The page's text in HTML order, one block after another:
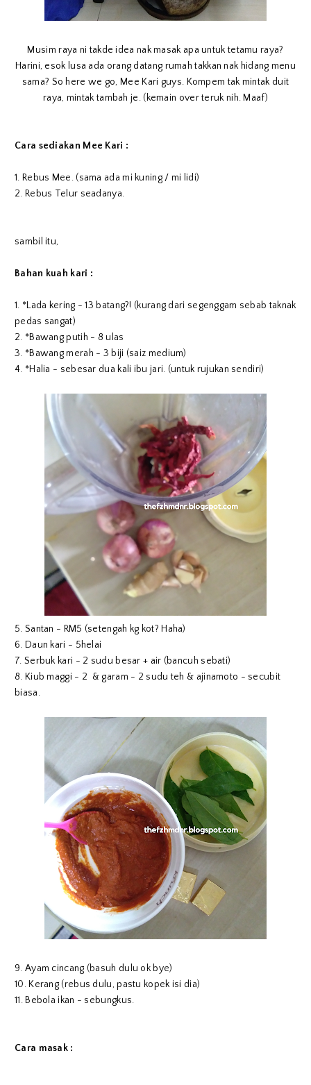
Musim raya ni takde idea nak masak apa untuk tetamu raya?
Harini, esok lusa ada orang datang rumah takkan nak hidang menu
sama? So here we go, Mee Kari guys. Kompem tak mintak duit
raya, mintak tambah je. (kemain over teruk nih. Maaf)
Cara sediakan Mee Kari :
1. Rebus Mee. (sama ada mi kuning / mi lidi)
2. Rebus Telur seadanya.
sambil itu,
Bahan kuah kari :
1. *Lada kering - 13 batang?! (kurang dari segenggam sebab taknak
pedas sangat)
2. *Bawang putih - 8 ulas
3. *Bawang merah - 3 biji (saiz medium)
4. *Halia - sebesar dua kali ibu jari. (untuk rujukan sendiri)
5. Santan - RM5 (setengah kg kot? Haha)
6. Daun kari - 5helai
7. Serbuk kari - 2 sudu besar + air (bancuh sebati)
8. Kiub maggi - 2 & garam - 2 sudu teh & ajinamoto - secubit
biasa.
9. Ayam cincang (basuh dulu ok bye)
10. Kerang (rebus dulu, pastu kopek isi dia)
11. Bebola ikan - sebungkus.
Cara masak :